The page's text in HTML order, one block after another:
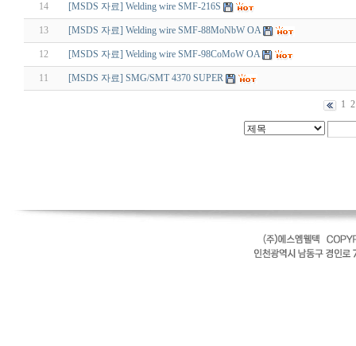
14 [MSDS 자료] Welding wire SMF-216S
13 [MSDS 자료] Welding wire SMF-88MoNbW OA
12 [MSDS 자료] Welding wire SMF-98CoMoW OA
11 [MSDS 자료] SMG/SMT 4370 SUPER
1 2